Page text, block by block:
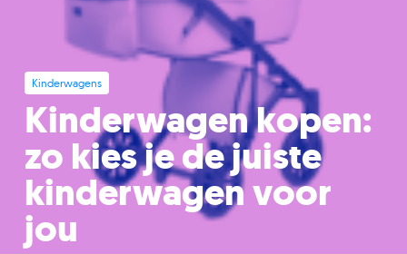
Kinderwagens
Kinderwagen kopen:
zo kies je de juiste
kinderwagen voor
jou